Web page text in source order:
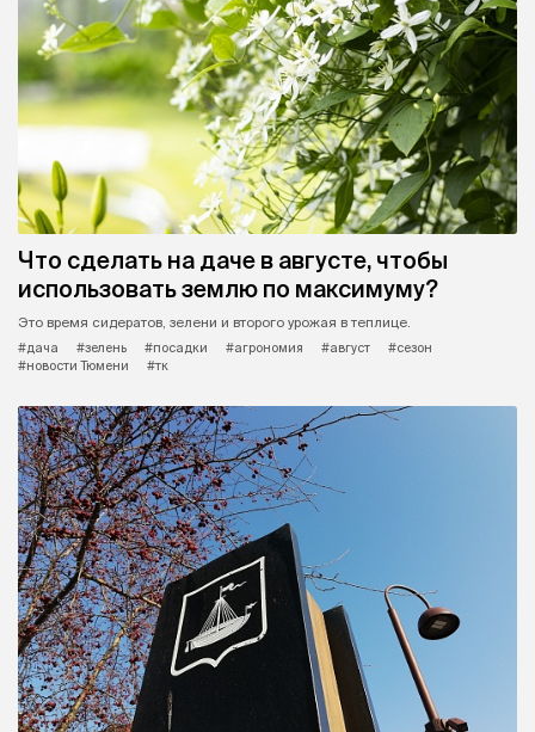
Что сделать на даче в августе, чтобы
использовать землю по максимуму?
Это время сидератов, зелени и второго урожая в теплице.
#дача
#зелень #посадки #агрономия #август
#сезон
#новости Тюмени
#тк